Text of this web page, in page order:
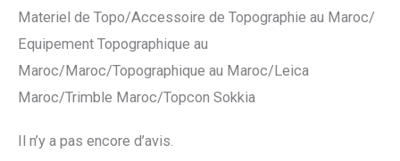
Materiel de Topo/Accessoire de Topographie au Maroc/
Equipement Topographique au
Maroc/Maroc/Topographique au Maroc/Leica
Maroc/Trimble Maroc/Topcon Sokkia
Il n’y a pas encore d’avis.